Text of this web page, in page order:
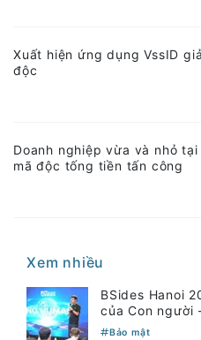
Xuất hiện ứng dụng VssID
độc
Doanh nghiệp vừa và nhỏ
mã độc tống tiền tấn công
Xem nhiều
BSides Hanoi
của Con người
Bảo mật